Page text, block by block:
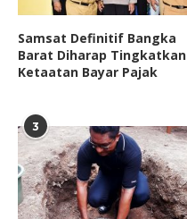
Samsat Definitif Bangka
Barat Diharap Tingkatkan
Ketaatan Bayar Pajak
3